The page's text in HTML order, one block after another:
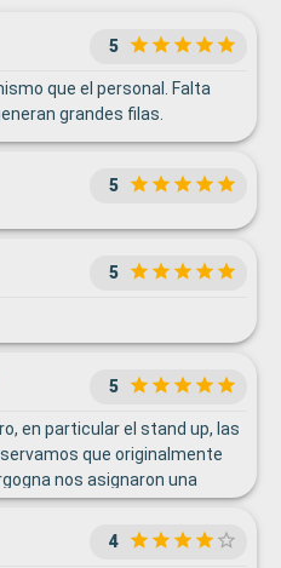
5
que el personal. Falta
grandes filas.
5
5
5
en particular el stand up, las
que originalmente
nos asignaron una
complacía... Pedimos
pequeña solo para
Destacamos la atención
4